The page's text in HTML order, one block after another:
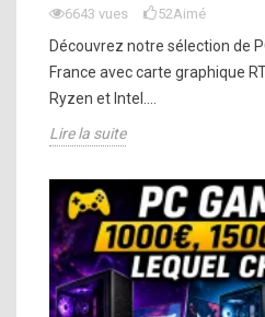
6643 vues 52Aimé
Découvrez notre sélection de
France avec carte graphique
Ryzen et Intel....
Lire la suite